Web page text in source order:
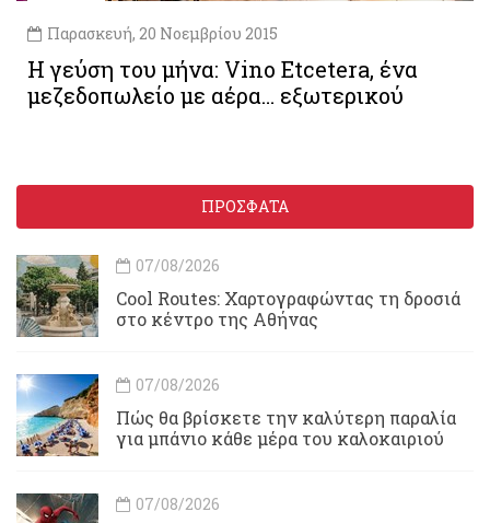
Παρασκευή, 20 Νοεμβρίου 2015
Η γεύση του μήνα: Vino Εtcetera, ένα
μεζεδοπωλείο με αέρα… εξωτερικού
ΠΡΟΣΦΑΤΑ
07/08/2026
Cool Routes: Χαρτογραφώντας τη δροσιά
στο κέντρο της Αθήνας
07/08/2026
Πώς θα βρίσκετε την καλύτερη παραλία
για μπάνιο κάθε μέρα του καλοκαιριού
07/08/2026